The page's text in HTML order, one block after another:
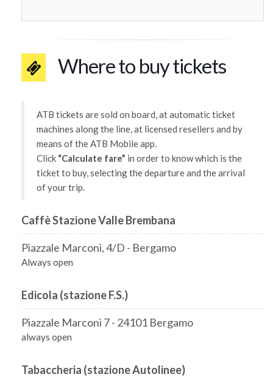
Where to buy tickets
ATB tickets are sold on board, at automatic ticket
machines along the line, at licensed resellers and by
means of the ATB Mobile app.
Click “Calculate fare” in order to know which is the
ticket to buy, selecting the departure and the arrival
of your trip.
Caffè Stazione Valle Brembana
Piazzale Marconi, 4/D - Bergamo
Always open
Edicola (stazione F.S.)
Piazzale Marconi 7 - 24101 Bergamo
always open
Tabaccheria (stazione Autolinee)